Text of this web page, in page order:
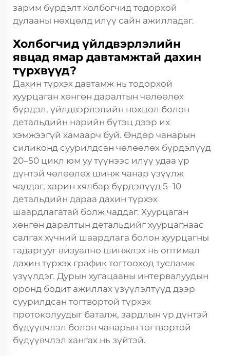
зарим бүрдэлт холбогчид тодорхой
дулааны нөхцөлд илүү сайн ажилладаг.
Холбогчид үйлдвэрлэлийн
явцад ямар давтамжтай дахин
түрхвүүд?
Дахин түрхэх давтамж нь тодорхой
хуурцаган хөнгөн даралтын чөлөөлөх
бүрдэл, үйлдвэрлэлийн нөхцөл болон
детальдийн нарийн бүтэц дээр их
хэмжээгүй хамаарч буй. Өндөр чанарын
силиконд суурилдсан чөлөөлөх бүрдэлүүд
20–50 цикл юм уу түүнээс илүү удаа үр
дүнтэй чөлөөлөх шинж чанар үзүүлж
чаддаг, харин хялбар бүрдэлүүд 5–10
детальдийн дараа дахин түрхэх
шаардлагатай болж чаддаг. Хуурцаган
хөнгөн даралтын детальдийг хуурцагнаас
салгах хүчний шаардлага болон хуурцагны
гадаргууг визуално шинжлэх нь оптимал
дахин түрхэх график тогтооход тусламж
үзүүлдэг. Дурын хугацааны интервалуудын
оронд бодит ажиллах үзүүлэлтүүд дээр
суурилдсан тогтвортой түрхэх
протоколуудыг баталж, зардлын үр дүнтэй
бүдүүвчлэл болон чанарын тогтвортой
бүдүүвчлэл хангах нь зүйтэй.